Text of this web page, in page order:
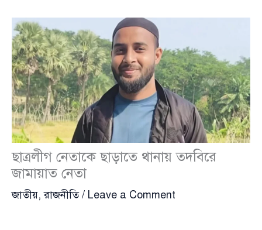
ছাত্রলীগ নেতাকে ছাড়াতে থানায় তদবিরে
জামায়াত নেতা
জাতীয়,রাজনীতি/ Leave a Comment